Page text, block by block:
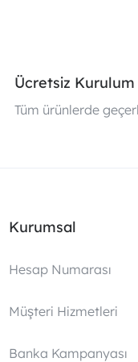
Ücretsiz Kurulum
Tüm ürünlerde
Kurumsal
Hesap Numarası
Müşteri Hizmetleri
Banka Kampanyası